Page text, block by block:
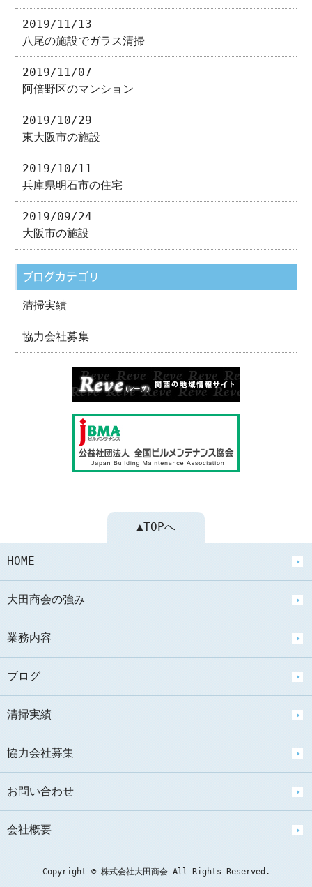
2019/11/13
八尾の施設でガラス清掃
2019/11/07
阿倍野区のマンション
2019/10/29
東大阪市の施設
2019/10/11
兵庫県明石市の住宅
2019/09/24
大阪市の施設
ブログカテゴリ
清掃実績
協力会社募集
▲TOPへ
HOME
大田商会の強み
業務内容
ブログ
清掃実績
協力会社募集
お問い合わせ
会社概要
Copyright © 株式会社大田商会 All Rights Reserved.